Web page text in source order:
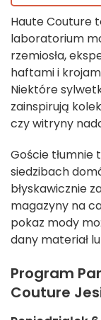
Haute Couture
laboratorium
rzemiosła,
haftami i
Niektóre
zainspirują
czy witryny
Goście tłumnie
siedzibach
błyskawicznie
magazyny na
pokaz mody
dany materiał
Program
Couture